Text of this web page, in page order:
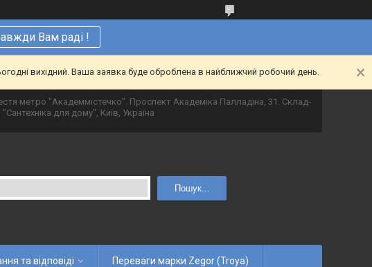
Вам раді !
вихідний. Ваша заявка буде оброблена в найближчий робочий день.
метро "Академмістечко". Проспект Академіка Палладіна, 31. Склад-
"Сантехніка для дому", Київ, Україна
Пошук...
та відповіді Переваги марки Zegor (Troya)